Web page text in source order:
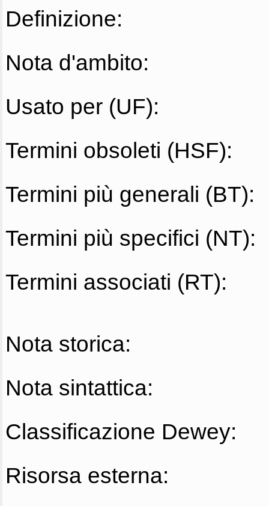
Definizione:
Nota d'ambito:
Usato per (UF):
Termini obsoleti (HSF):
Termini più generali (BT):
Termini più specifici (NT):
Termini associati (RT):
Nota storica:
Nota sintattica:
Classificazione Dewey:
Risorsa esterna: